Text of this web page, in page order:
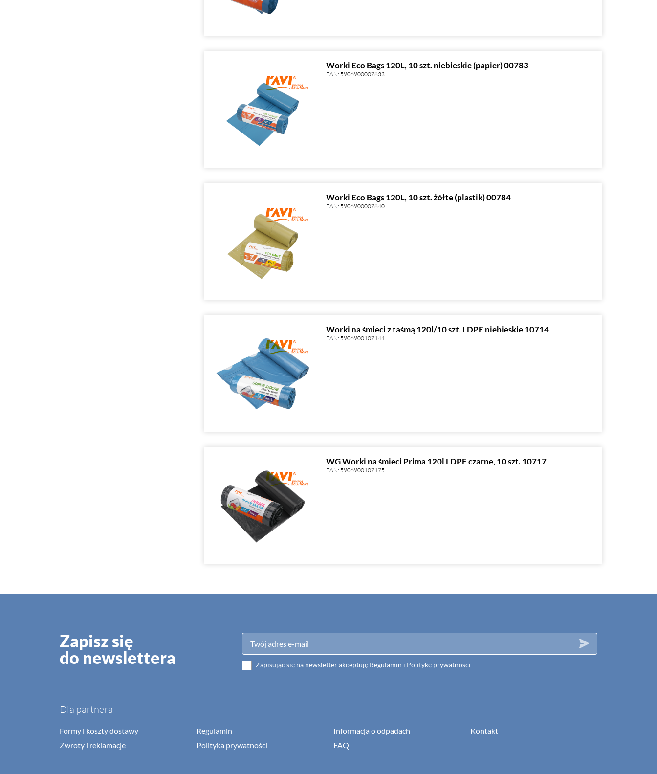
Worki Eco Bags 120L, 10 szt. niebieskie (papier) 00783
EAN: 5906900007833
Worki Eco Bags 120L, 10 szt. żółte (plastik) 00784
EAN: 5906900007840
Worki na śmieci z taśmą 120l/10 szt. LDPE niebieskie 10714
EAN: 5906900107144
WG Worki na śmieci Prima 120l LDPE czarne, 10 szt. 10717
EAN: 5906900107175
Zapisz się
do newslettera
Zapisując się na newsletter akceptuję Regulamin i Politykę prywatności
Dla partnera
Formy i koszty dostawy
Zwroty i reklamacje
Regulamin
Polityka prywatności
Informacja o odpadach
FAQ
Kontakt